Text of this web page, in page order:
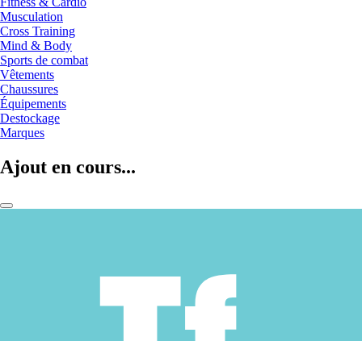
Musculation
Cross Training
Mind & Body
Sports de combat
Vêtements
Chaussures
Équipements
Destockage
Marques
Ajout en cours...